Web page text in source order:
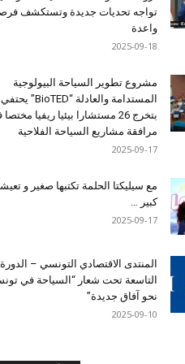
تواجه تحديات جديدة وتستكشف
واعدة
2025-09-18
مشروع تطوير السياحة البيولوجية
المستدامة والعادلة “BioTED” يحتفي
بتخرج 26 مستشارا بيئيا ريفيا
مرافقة مشاريع السياحة الفلاحية
2025-09-17
مع سيليكتا الحلمة تكتبها صغير و
كبير …
2025-09-17
المنتدى الاقتصادي التونسي – الدورة
التاسعة تحت شعار “السياحة في
نحو آفاق جديدة”
2025-09-10